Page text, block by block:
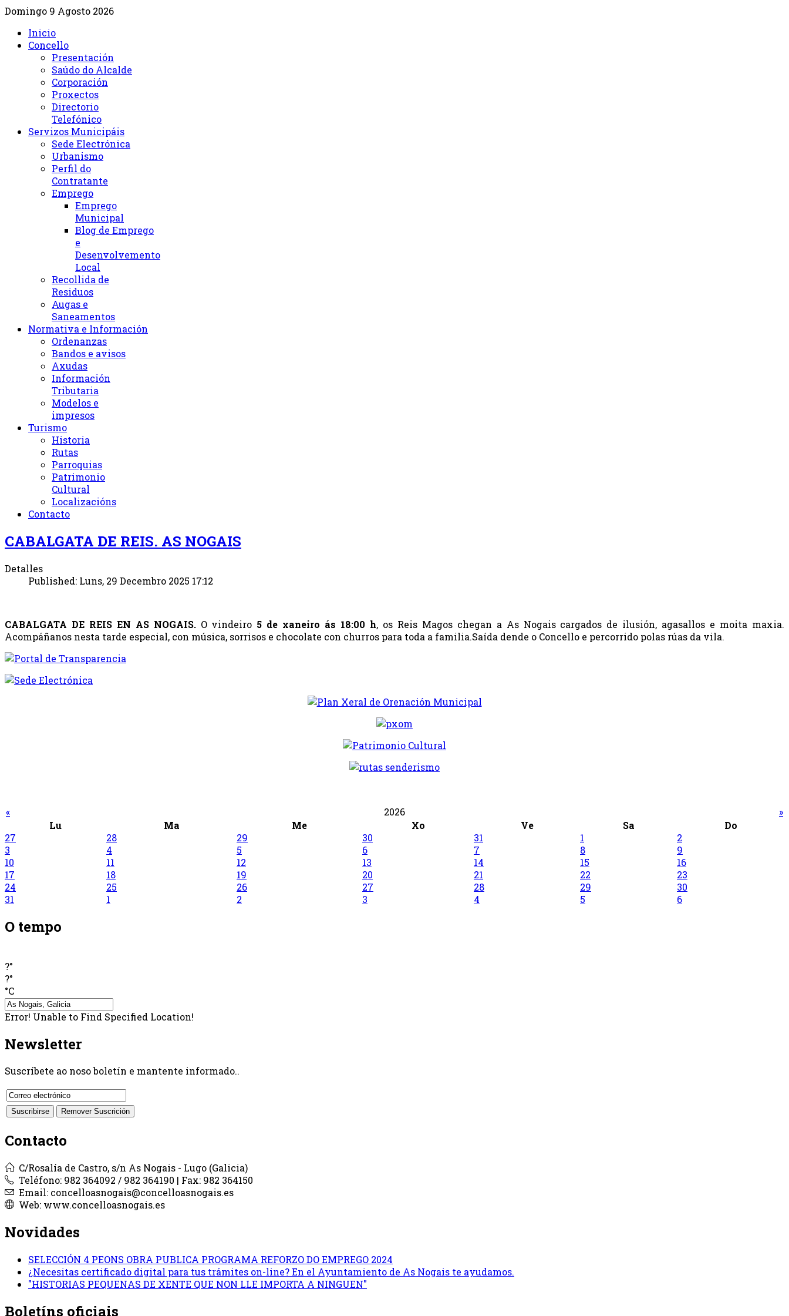
Domingo 9 Agosto 2026
Inicio
Concello
Presentación
Saúdo do Alcalde
Corporación
Proxectos
Directorio
Telefónico
Servizos Municipáis
Sede Electrónica
Urbanismo
Perfil do
Contratante
Emprego
Emprego
Municipal
Blog de Emprego
e
Desenvolvemento
Local
Recollida de
Residuos
Augas e
Saneamentos
Normativa e Información
Ordenanzas
Bandos e avisos
Axudas
Información
Tributaria
Modelos e
impresos
Turismo
Historia
Rutas
Parroquias
Patrimonio
Cultural
Localizacións
Contacto
CABALGATA DE REIS. AS NOGAIS
Detalles
Published: Luns, 29 Decembro 2025 17:12
CABALGATA DE REIS EN AS NOGAIS. O vindeiro 5 de xaneiro ás 18:00 h, os Reis Magos chegan a As Nogais cargados de ilusión, agasallos e moita maxia.
Acompáñanos nesta tarde especial, con música, sorrisos e chocolate con churros para toda a familia.Saída dende o Concello e percorrido polas rúas da vila.
« 2026
»
Lu
Ma Me Xo Ve Sa
Do
27
28 29 30 31 1
2
3
4 5 6 7 8
9
10
11 12 13 14 15
16
17
18 19 20 21 22
23
24
25 26 27 28 29
30
31
1 2 3 4 5 6
O tempo
?°
?°
°C
Error! Unable to Find Specified Location!
Newsletter
Suscríbete ao noso boletín e mantente informado..
Contacto
C/Rosalía de Castro, s/n As Nogais - Lugo (Galicia)
Teléfono: 982 364092 / 982 364190 | Fax: 982 364150
Email: concelloasnogais@concelloasnogais.es
Web: www.concelloasnogais.es
Novidades
SELECCIÓN 4 PEONS OBRA PUBLICA PROGRAMA REFORZO DO EMPREGO 2024
¿Necesitas certificado digital para tus trámites on-line? En el Ayuntamiento de As Nogais te ayudamos.
"HISTORIAS PEQUENAS DE XENTE QUE NON LLE IMPORTA A NINGUEN"
Boletíns oficiais